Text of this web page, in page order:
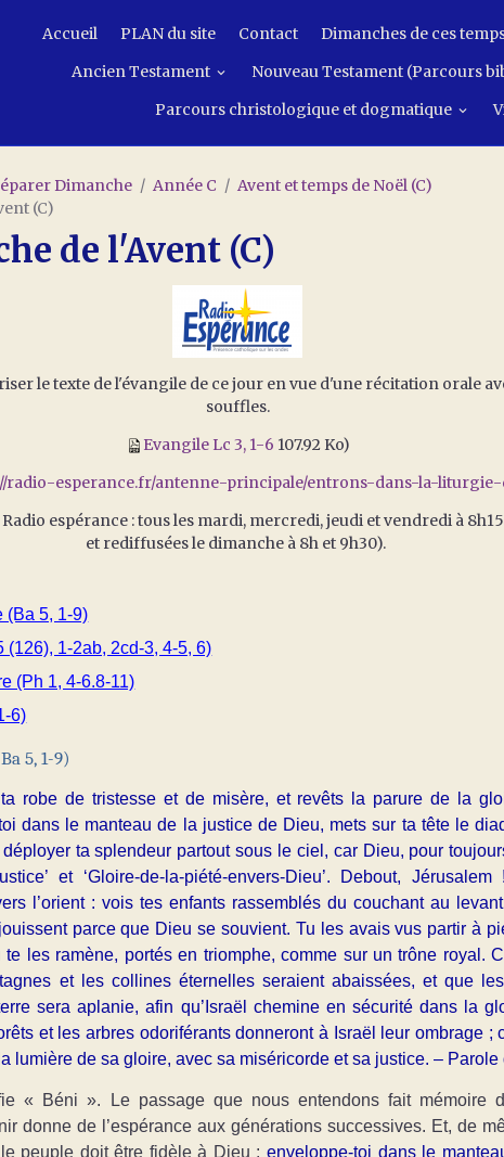
Accueil PLAN du site Contact Dimanches de ces
Ancien Testament
Nouveau Testament (Parcours
Parcours christologique et dogmatique
Dimanche Année C
Avent et temps de Noël (C)
(C)
de l'Avent (C)
le texte de l'évangile de ce jour en vue d'une récitation orale
souffles.
Evangile Lc 3, 1-6 107.92 Ko)
radio-esperance.fr/antenne-principale/entrons-dans-la-
espérance : tous les mardi, mercredi, jeudi et vendredi à 8h15
et rediffusées le dimanche à 8h et 9h30).
(Ba 5, 1-9)
(126), 1-2ab, 2cd-3, 4-5, 6)
(Ph 1, 4-6.8-11)
6)
5, 1-9)
robe de tristesse et de misère, et revêts la parure de la
dans le manteau de la justice de Dieu, mets sur ta tête le
ta splendeur partout sous le ciel, car Dieu, pour
et ‘Gloire-de-la-piété-envers-Dieu’. Debout,
l’orient : vois tes enfants rassemblés du couchant au
parce que Dieu se souvient. Tu les avais vus partir à
te les ramène, portés en triomphe, comme sur un trône royal.
et les collines éternelles seraient abaissées, et que
sera aplanie, afin qu’Israël chemine en sécurité dans la
et les arbres odoriférants donneront à Israël leur ombrage ;
lumière de sa gloire, avec sa miséricorde et sa justice. – Parole
« Béni ». Le passage que nous entendons fait mémoire
donne de l’espérance aux générations successives. Et, de
peuple doit être fidèle à Dieu : enveloppe-toi dans le